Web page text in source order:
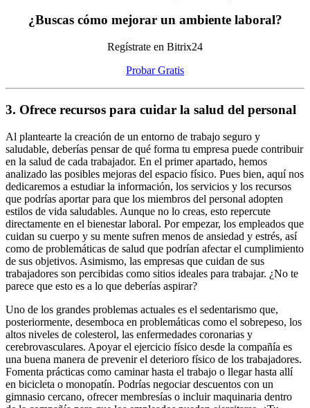
¿Buscas cómo mejorar un ambiente laboral?
Regístrate en Bitrix24
Probar Gratis
3. Ofrece recursos para cuidar la salud del personal
Al plantearte la creación de un entorno de trabajo seguro y
saludable, deberías pensar de qué forma tu empresa puede contribuir
en la salud de cada trabajador. En el primer apartado, hemos
analizado las posibles mejoras del espacio físico. Pues bien, aquí nos
dedicaremos a estudiar la información, los servicios y los recursos
que podrías aportar para que los miembros del personal adopten
estilos de vida saludables. Aunque no lo creas, esto repercute
directamente en el bienestar laboral. Por empezar, los empleados que
cuidan su cuerpo y su mente sufren menos de ansiedad y estrés, así
como de problemáticas de salud que podrían afectar el cumplimiento
de sus objetivos. Asimismo, las empresas que cuidan de sus
trabajadores son percibidas como sitios ideales para trabajar. ¿No te
parece que esto es a lo que deberías aspirar?
Uno de los grandes problemas actuales es el sedentarismo que,
posteriormente, desemboca en problemáticas como el sobrepeso, los
altos niveles de colesterol, las enfermedades coronarias y
cerebrovasculares. Apoyar el ejercicio físico desde la compañía es
una buena manera de prevenir el deterioro físico de los trabajadores.
Fomenta prácticas como caminar hasta el trabajo o llegar hasta allí
en bicicleta o monopatín. Podrías negociar descuentos con un
gimnasio cercano, ofrecer membresías o incluir maquinaria dentro